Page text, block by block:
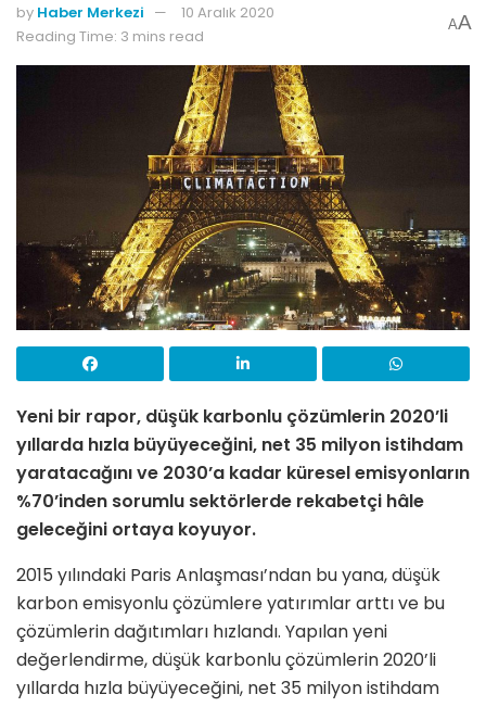
by Haber Merkezi
10 Aralık 2020
Reading Time: 3 mins read
AA
Yeni bir rapor, düşük karbonlu çözümlerin 2020’li
yıllarda hızla büyüyeceğini, net 35 milyon istihdam
yaratacağını ve 2030’a kadar küresel emisyonların
%70’inden sorumlu sektörlerde rekabetçi hâle
geleceğini ortaya koyuyor.
2015 yılındaki Paris Anlaşması’ndan bu yana, düşük
karbon emisyonlu çözümlere yatırımlar arttı ve bu
çözümlerin dağıtımları hızlandı. Yapılan yeni
değerlendirme, düşük karbonlu çözümlerin 2020’li
yıllarda hızla büyüyeceğini, net 35 milyon istihdam